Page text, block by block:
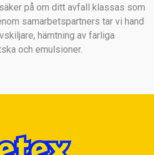
på om ditt avfall klassas som
samarbetspartners tar vi hand
hämtning av farliga
och emulsioner.